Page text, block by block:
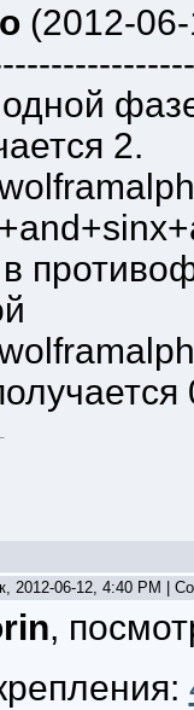
(2012-06-
одной
2.
2012-06-12, 4:40 PM |
,